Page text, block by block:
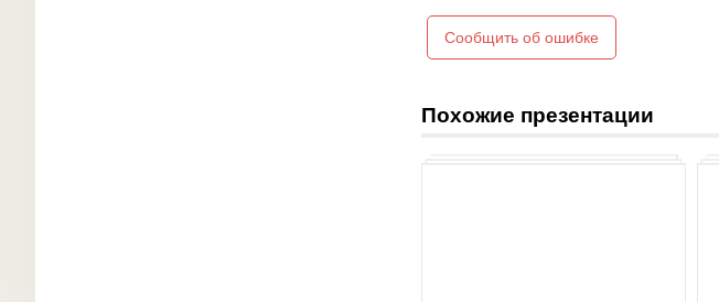
Сообщить об ошибке
Похожие презентации